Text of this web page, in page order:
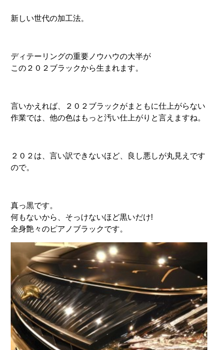
新しい世代の加工法。
ディテーリングの重要ノウハウの大半が
この２０２ブラックから生まれます。
言いかえれば、２０２ブラックがまともに仕上がらない
作業では、他の色はもっと汚い仕上がりと言えますね。
２０２は、言い訳できないほど、良し悪しが丸見えです
ので。
真っ黒です。
何もないから、そっけないほど黒いだけ!
全身艶々のピアノブラックです。